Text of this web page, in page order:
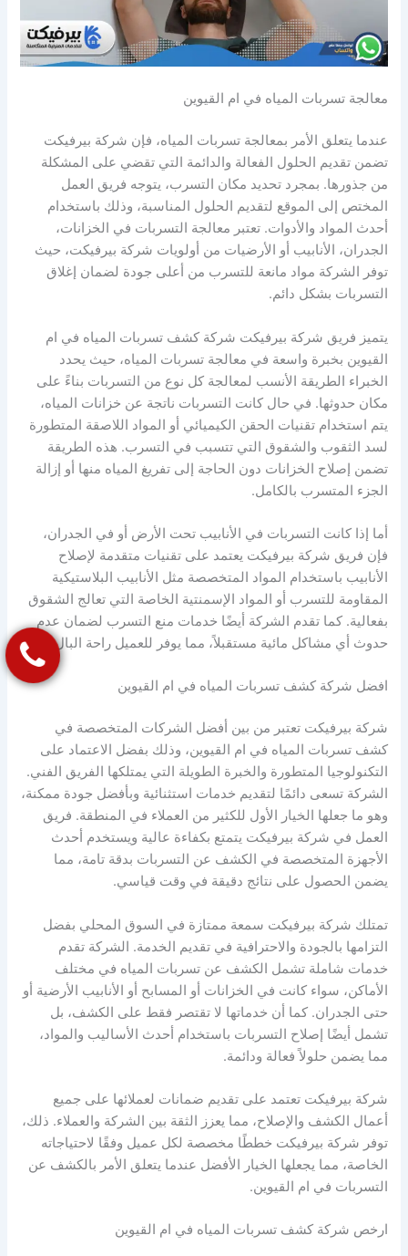
معالجة تسربات المياه في ام القيوين
عندما يتعلق الأمر بمعالجة تسربات المياه، فإن شركة بيرفيكت
تضمن تقديم الحلول الفعالة والدائمة التي تقضي على المشكلة
من جذورها. بمجرد تحديد مكان التسرب، يتوجه فريق العمل
المختص إلى الموقع لتقديم الحلول المناسبة، وذلك باستخدام
أحدث المواد والأدوات. تعتبر معالجة التسربات في الخزانات،
الجدران، الأنابيب أو الأرضيات من أولويات شركة بيرفيكت، حيث
توفر الشركة مواد مانعة للتسرب من أعلى جودة لضمان إغلاق
التسربات بشكل دائم.
يتميز فريق شركة بيرفيكت شركة كشف تسربات المياه في ام
القيوين بخبرة واسعة في معالجة تسربات المياه، حيث يحدد
الخبراء الطريقة الأنسب لمعالجة كل نوع من التسربات بناءً على
مكان حدوثها. في حال كانت التسربات ناتجة عن خزانات المياه،
يتم استخدام تقنيات الحقن الكيميائي أو المواد اللاصقة المتطورة
لسد الثقوب والشقوق التي تتسبب في التسرب. هذه الطريقة
تضمن إصلاح الخزانات دون الحاجة إلى تفريغ المياه منها أو إزالة
الجزء المتسرب بالكامل.
أما إذا كانت التسربات في الأنابيب تحت الأرض أو في الجدران،
فإن فريق شركة بيرفيكت يعتمد على تقنيات متقدمة لإصلاح
الأنابيب باستخدام المواد المتخصصة مثل الأنابيب البلاستيكية
المقاومة للتسرب أو المواد الإسمنتية الخاصة التي تعالج الشقوق
بفعالية. كما تقدم الشركة أيضًا خدمات منع التسرب لضمان عدم
حدوث أي مشاكل مائية مستقبلاً، مما يوفر للعميل راحة البال.
افضل شركة كشف تسربات المياه في ام القيوين
شركة بيرفيكت تعتبر من بين أفضل الشركات المتخصصة في
كشف تسربات المياه في ام القيوين، وذلك بفضل الاعتماد على
التكنولوجيا المتطورة والخبرة الطويلة التي يمتلكها الفريق الفني.
الشركة تسعى دائمًا لتقديم خدمات استثنائية وبأفضل جودة ممكنة،
وهو ما جعلها الخيار الأول للكثير من العملاء في المنطقة. فريق
العمل في شركة بيرفيكت يتمتع بكفاءة عالية ويستخدم أحدث
الأجهزة المتخصصة في الكشف عن التسربات بدقة تامة، مما
يضمن الحصول على نتائج دقيقة في وقت قياسي.
تمتلك شركة بيرفيكت سمعة ممتازة في السوق المحلي بفضل
التزامها بالجودة والاحترافية في تقديم الخدمة. الشركة تقدم
خدمات شاملة تشمل الكشف عن تسربات المياه في مختلف
الأماكن، سواء كانت في الخزانات أو المسابح أو الأنابيب الأرضية أو
حتى الجدران. كما أن خدماتها لا تقتصر فقط على الكشف، بل
تشمل أيضًا إصلاح التسربات باستخدام أحدث الأساليب والمواد،
مما يضمن حلولاً فعالة ودائمة.
شركة بيرفيكت تعتمد على تقديم ضمانات لعملائها على جميع
أعمال الكشف والإصلاح، مما يعزز الثقة بين الشركة والعملاء. ذلك،
توفر شركة بيرفيكت خططًا مخصصة لكل عميل وفقًا لاحتياجاته
الخاصة، مما يجعلها الخيار الأفضل عندما يتعلق الأمر بالكشف عن
التسربات في ام القيوين.
ارخص شركة كشف تسربات المياه في ام القيوين